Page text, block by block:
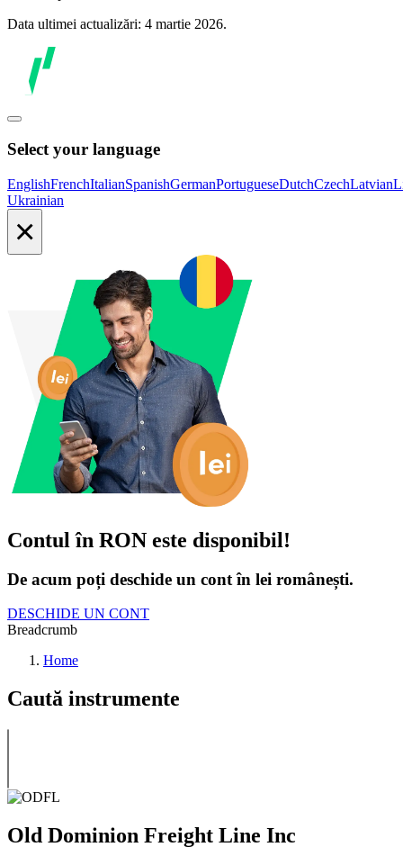
Data ultimei actualizări: 4 martie 2026.
Select your language
EnglishFrenchItalianSpanishGermanPortugueseDutchCzechLatvian
Ukrainian
×
Contul în RON este disponibil!
De acum poți deschide un cont în lei românești.
DESCHIDE UN CONT
Breadcrumb
Home
Caută instrumente
Old Dominion Freight Line Inc